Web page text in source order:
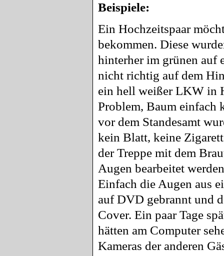
Beispiele:
Ein Hochzeitspaar
bekommen. Diese
hinterher im grünen auf
nicht richtig auf dem
ein hell weißer LKW in
Problem, Baum einfach
vor dem Standesamt
kein Blatt, keine
der Treppe mit dem
Augen bearbeitet
Einfach die Augen aus
auf DVD gebrannt und
Cover. Ein paar Tage
hätten am Computer
Kameras der anderen